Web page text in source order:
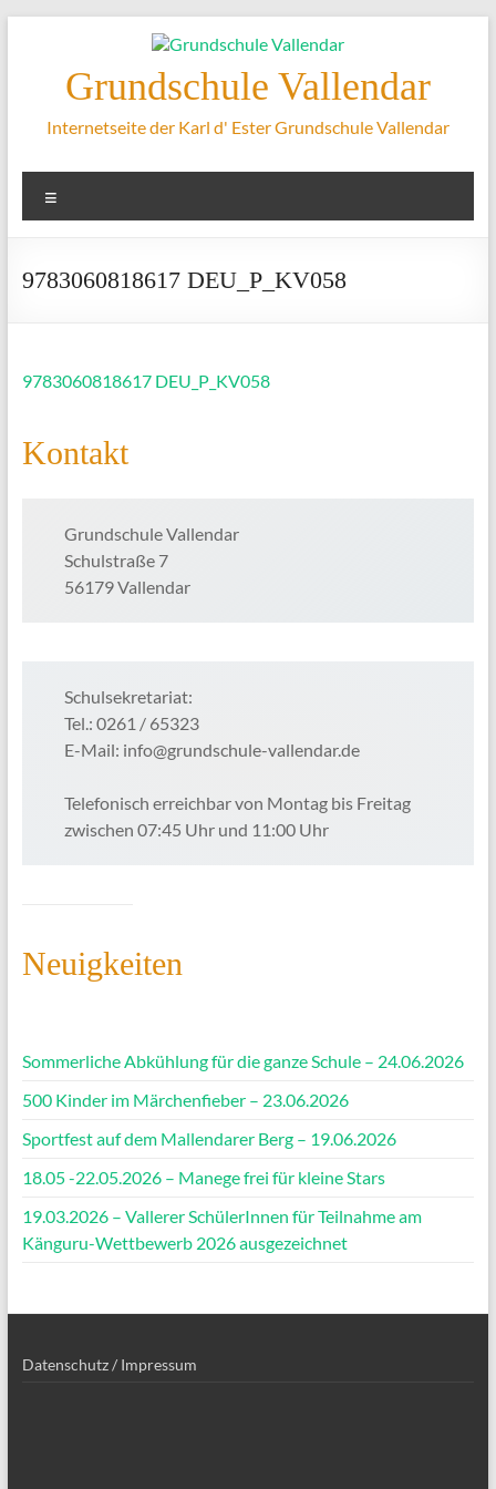
springenGrundschule Vallendar
Internetseite der Karl d' Ester Grundschule Vallendar
9783060818617 DEU_P_KV058
9783060818617 DEU_P_KV058
Kontakt
Grundschule Vallendar
Schulstraße 7
56179 Vallendar
Schulsekretariat:
Tel.: 0261 / 65323
E-Mail: info@grundschule-vallendar.de
Telefonisch erreichbar von Montag bis Freitag
zwischen 07:45 Uhr und 11:00 Uhr
Neuigkeiten
Sommerliche Abkühlung für die ganze Schule – 24.06.2026
500 Kinder im Märchenfieber – 23.06.2026
Sportfest auf dem Mallendarer Berg – 19.06.2026
18.05 -22.05.2026 – Manege frei für kleine Stars
19.03.2026 – Vallerer SchülerInnen für Teilnahme am
Känguru-Wettbewerb 2026 ausgezeichnet
Datenschutz / Impressum